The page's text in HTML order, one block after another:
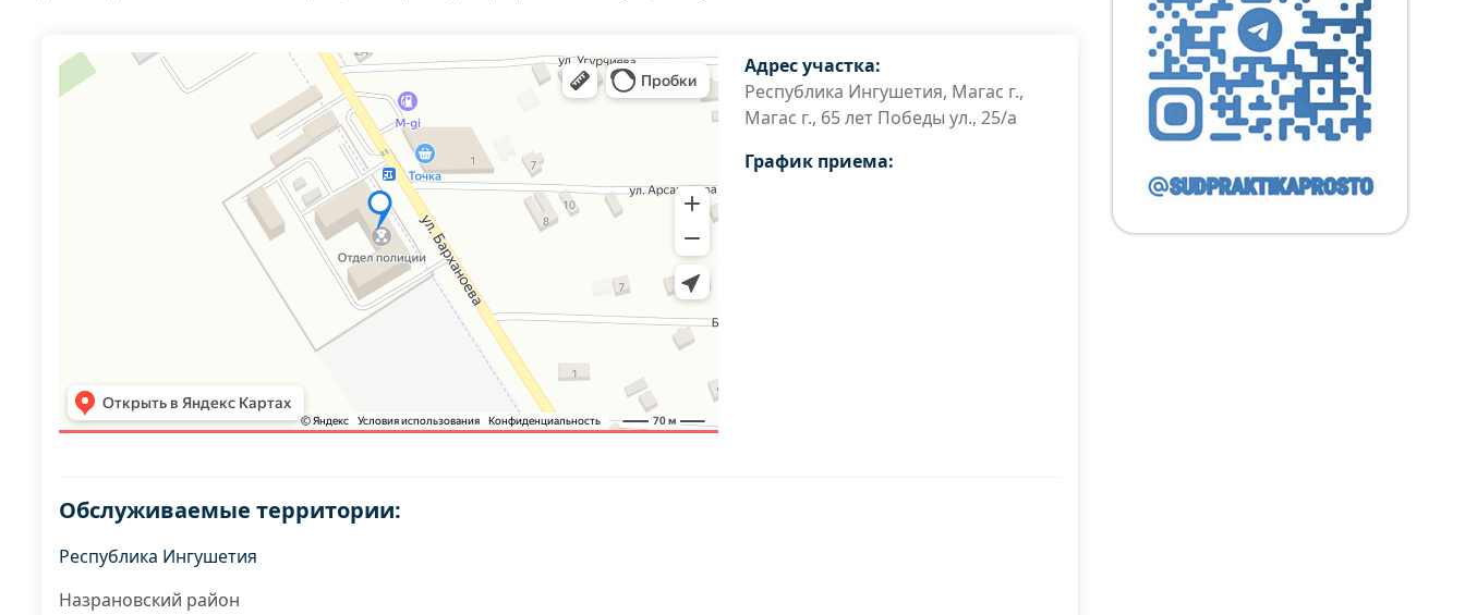
Адрес участка:
Республика Ингушетия, Магас г.,
Магас г., 65 лет Победы ул., 25/а
График приема:
Обслуживаемые территории:
Республика Ингушетия
Назрановский район